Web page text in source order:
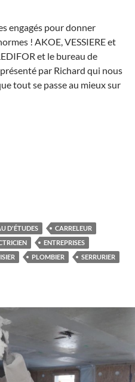
engagés pour donner
! AKOE, VESSIERE et
et le bureau de
par Richard qui nous
tout se passe au mieux sur
D'ÉTUDES
CARRELEUR
ENTREPRISES
PLOMBIER
SERRURIER